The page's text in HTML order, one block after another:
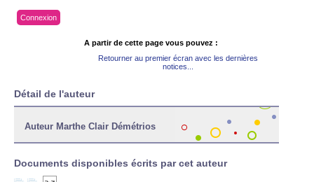
Connexion
A partir de cette page vous pouvez :
Retourner au premier écran avec les dernières
notices...
Détail de l'auteur
Auteur Marthe Clair Démétrios
Documents disponibles écrits par cet auteur